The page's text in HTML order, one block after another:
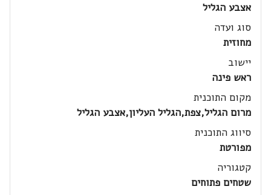
אצבע הגליל
סוג ועדה
מחוזית
יישוב
ראש פינה
מקום התוכנית
מרום הגליל,צפת,הגליל העליון,אצבע הגליל
סיווג התוכנית
מפורטת
קטגוריה
שטחים פתוחים